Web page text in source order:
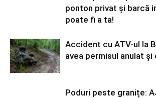
ponton privat și barcă
poate fi a ta!
Accident cu ATV-ul la
avea permisul anulat și
Poduri peste granițe: